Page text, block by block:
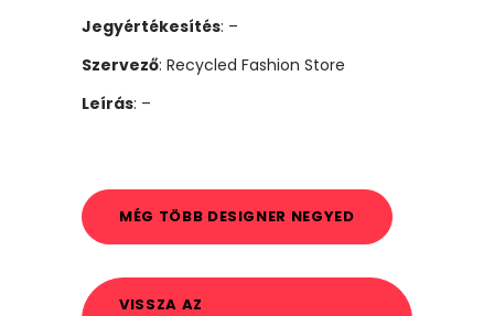
Jegyértékesítés: –
Szervező: Recycled Fashion Store
Leírás: –
MÉG TÖBB DESIGNER NEGYED
VISSZA AZ